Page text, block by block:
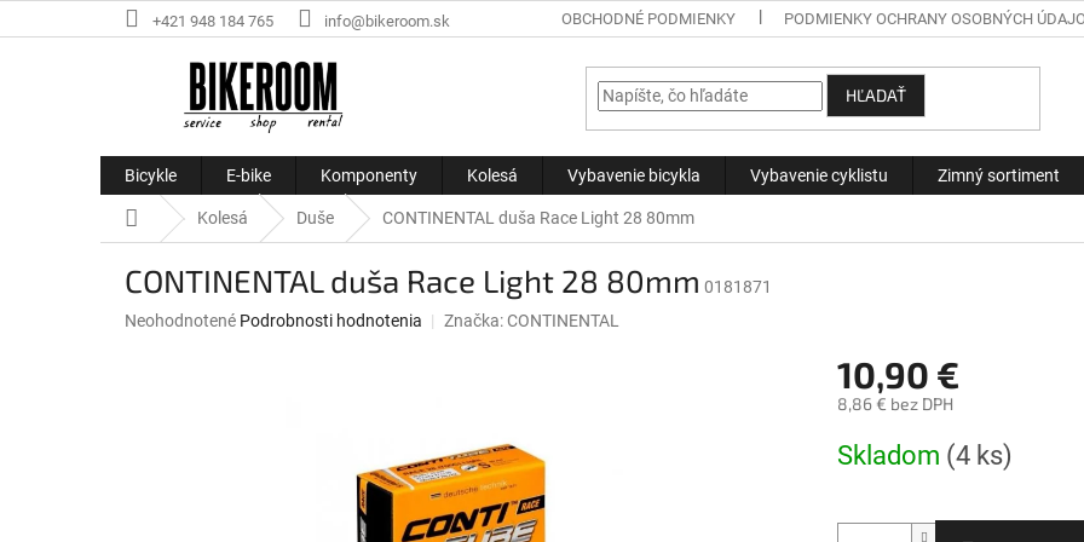
na
+421 948 184 765 info@bikeroom.sk OBCHODNÉ PODMIENKY PODMIENKY OCHRANY OSOBNÝCH
HĽADAŤ
Bicykle E-bike Komponenty Kolesá Vybavenie bicykla Vybavenie cyklistu Zimný sortiment
DomovKolesá Duše CONTINENTAL duša Race Light 28 80mm
CONTINENTAL duša Race Light 28 80mm 0181871
Priemerné
Neohodnotené Podrobnosti hodnotenia Značka:CONTINENTAL
10,90 €
8,86 € bez DPH
cena:
Skladom (4 ks)